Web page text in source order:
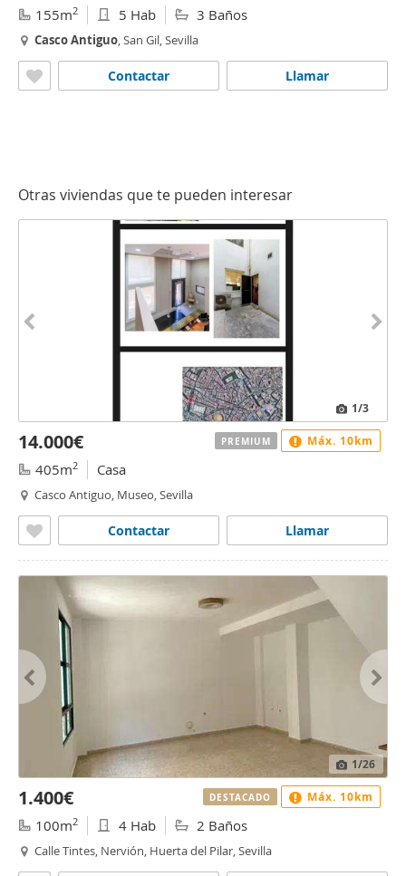
155m2 5 Hab 3 Baños
CascoAntiguo, San Gil, Sevilla
Llamar
Contactar
Otras viviendas que te pueden interesar
1/3
14.000€
405m2 Casa
Casco Antiguo, Museo, Sevilla
Llamar
Contactar
PREMIUM Máx. 10km
1/26
1.400€
100m2 4 Hab 2 Baños
Calle Tintes, Nervión, Huerta del Pilar, Sevilla
DESTACADO Máx. 10km